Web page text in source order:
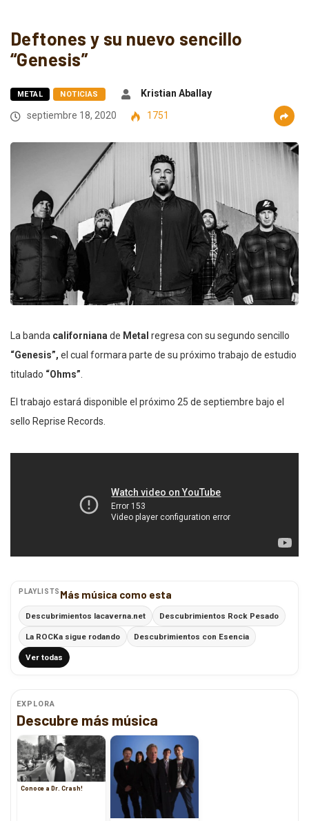
Deftones y su nuevo sencillo
“Genesis”
METAL NOTICIAS
Kristian Aballay
septiembre 18, 2020
1751
La banda californiana de Metal regresa con su segundo sencillo
“Genesis”, el cual formara parte de su próximo trabajo de estudio
titulado “Ohms”
El trabajo estará disponible el próximo 25 de septiembre bajo el
sello Reprise Records.
PLAYLISTS Más música como esta
Descubrimientos lacaverna.net Descubrimientos Rock Pesado
La ROCKa sigue rodando Descubrimientos con Esencia
Ver todas
EXPLORA
Descubre más música
Conoce a Dr. Crash!